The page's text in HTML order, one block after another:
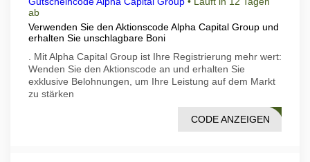
ab
Verwenden Sie den Aktionscode Alpha Capital Group und
erhalten Sie unschlagbare Boni
. Mit Alpha Capital Group ist Ihre Registrierung mehr wert:
Wenden Sie den Aktionscode an und erhalten Sie
exklusive Belohnungen, um Ihre Leistung auf dem Markt
zu stärken
HJZV
CODE ANZEIGEN